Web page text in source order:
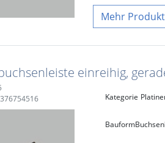
einreihig,
Kategorie
Bauform